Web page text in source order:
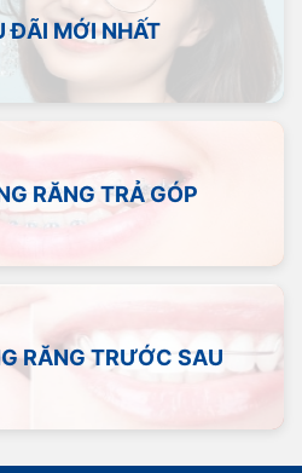
ĐÃI MỚI NHẤT
RĂNG TRẢ GÓP
RĂNG TRƯỚC SAU